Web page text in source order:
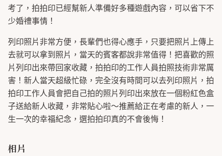
考了，拍拍印已經幫新人準備好多種遊戲內容，可以省下不
少婚禮事情！
列印照片非常方便，長輩們也得心應手，只要把照片上傳上
去就可以拿到照片，當天的賓客都說非常值得！把喜歡的照
片列印出來帶回家收藏，拍拍印的工作人員拍照技術非常厲
害！新人當天超級忙碌，完全沒有時間可以去列印照片，拍
拍印工作人員會把自己拍的照片列印出來放在一個粉紅色盒
子送給新人收藏，非常貼心啦～推薦給正在考慮的新人，一
生一次的幸福紀念，選拍拍印真的不會後悔！
相片